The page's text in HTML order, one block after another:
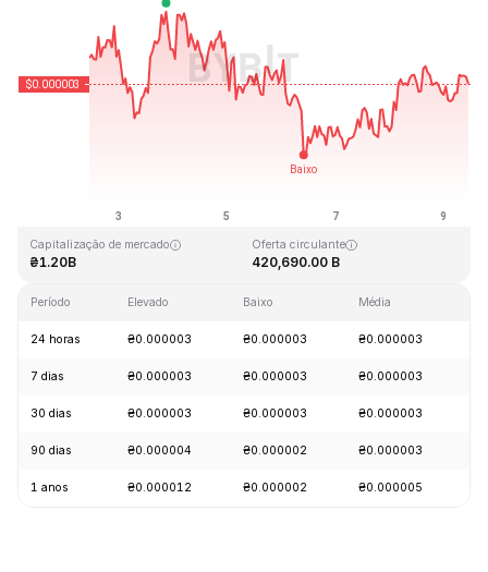
Capitalização de mercado
₴1.20B
Oferta circulante
420,690.00 B
Período Elevado Baixo Média
24 horas ₴0.000003 ₴0.000003 ₴0.000003
7 dias ₴0.000003 ₴0.000003 ₴0.000003
30 dias ₴0.000003 ₴0.000003 ₴0.000003
90 dias ₴0.000004 ₴0.000002 ₴0.000003
1 anos ₴0.000012 ₴0.000002 ₴0.000005